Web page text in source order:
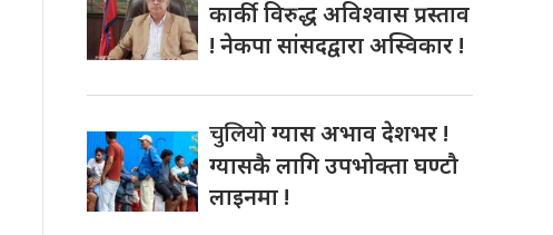
कार्की विरुद्ध अविश्वास प्रस्ताव
! नेकपा सांसदद्वारा अस्विकार !
चुलियोग्यास अभाव देशभर !
ग्यासकै लागि उपभोक्ता घण्टौ
लाइनमा !